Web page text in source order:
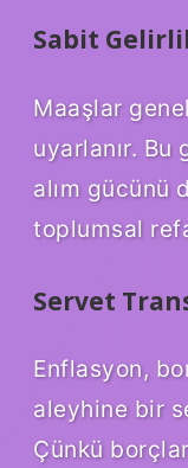
Sabit
Maaşlar
uyarlanır.
alım gücünü
toplumsal
Servet
Enflasyon,
aleyhine bir
Çünkü